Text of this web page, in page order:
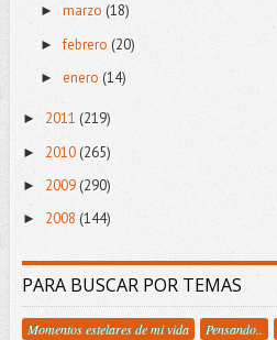
► marzo (18)
►febrero (20)
► enero (14)
► 2011 (219)
► 2010 (265)
► 2009(290)
► 2008 (144)
PARA BUSCAR POR TEMAS
Momentos estelares de mi vida Pensando..